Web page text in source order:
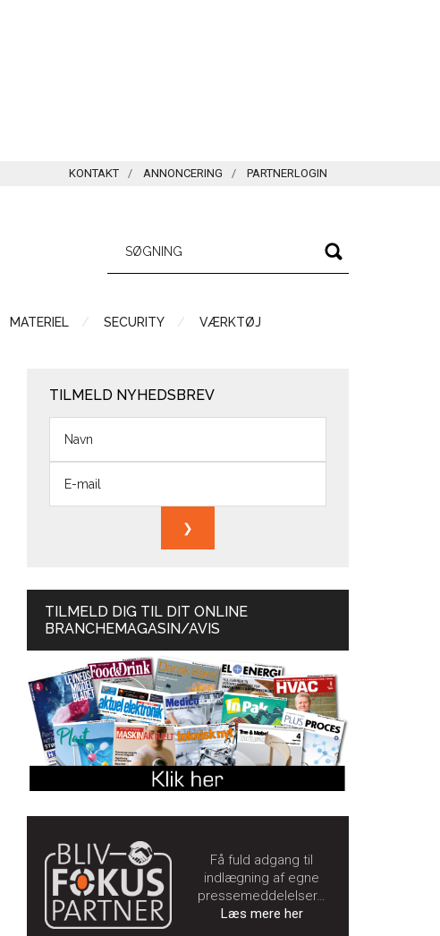
KONTAKT ANNONCERING PARTNERLOGIN
MATERIEL SECURITY VÆRKTØJ
TILMELD NYHEDSBREV
TILMELD DIG TIL DIT ONLINE
BRANCHEMAGASIN/AVIS
Få fuld adgang til
indlægning af egne
pressemeddelelser…
Læs mere her